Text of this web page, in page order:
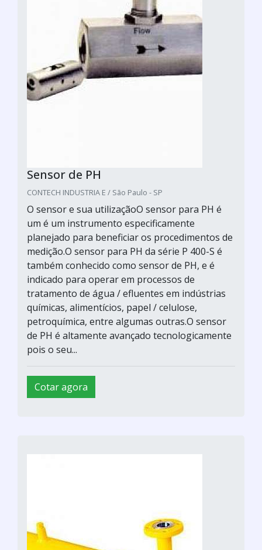
Sensor de PH
CONTECH INDUSTRIA E / São Paulo - SP
O sensor e sua utilizaçãoO sensor para PH é
um é um instrumento especificamente
planejado para beneficiar os procedimentos de
medição.O sensor para PH da série P 400-S é
também conhecido como sensor de PH, e é
indicado para operar em processos de
tratamento de água / efluentes em indústrias
químicas, alimentícios, papel / celulose,
petroquímica, entre algumas outras.O sensor
de PH é altamente avançado tecnologicamente
pois o seu...
Cotar agora